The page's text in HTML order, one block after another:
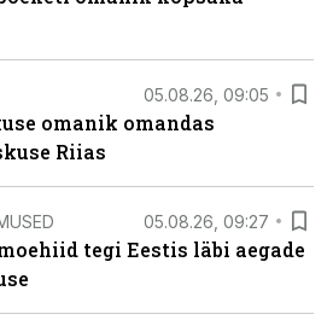
05.08.26, 09:05
omanik omandas
Riias
05.08.26, 09:27
tegi Eestis läbi aegade